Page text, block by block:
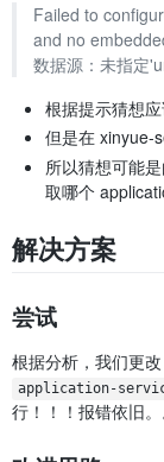
Failed to
and no
数据源：未指定
根据提示猜想
但是在 xinyue-
所以猜想可能
取哪个
解决方案
尝试
根据分析，我们更
application-
行！！！报错依旧。